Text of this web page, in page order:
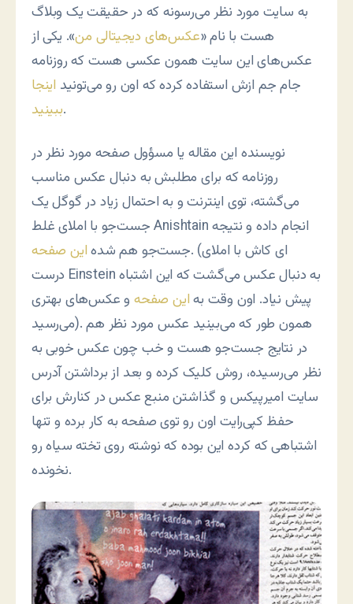
به سایت مورد نظر می‌رسونه که در حقیقت یک وبلاگ
هست با نام «عکس‌های دیجیتالی من». یکی از
عکس‌های این سایت همون عکسی هست که روزنامه
جام جم ازش استفاده کرده که اون رو می‌تونید اینجا
ببینید.
نویسنده این مقاله یا مسؤول صفحه مورد نظر در
روزنامه که برای مطلبش به دنبال عکس مناسب
می‌گشته، توی اینترنت و به احتمال زیاد در گوگل یک
جست‌جو با املای غلط Anishtain انجام داده و نتیجه
جست‌جو هم شدهاین صفحه
. (ای کاش با املای
درست Einstein به دنبال عکس می‌گشت که این اشتباه
پیش نیاد. اون وقت بهاین صفحه و عکس‌های بهتری
می‌رسید). همون طور که می‌بینید عکس مورد نظر هم
در نتایج جست‌جو هست و خب چون عکس خوبی به
نظر می‌رسیده، روش کلیک کرده و بعد از برداشتن آدرس
سایت امیرپیکس و گذاشتن منبع عکس در کنارش برای
حفظ کپی‌رایت اون رو توی صفحه به کار برده و تنها
اشتباهی که کرده این بوده که نوشته روی تخته سیاه رو
نخونده.